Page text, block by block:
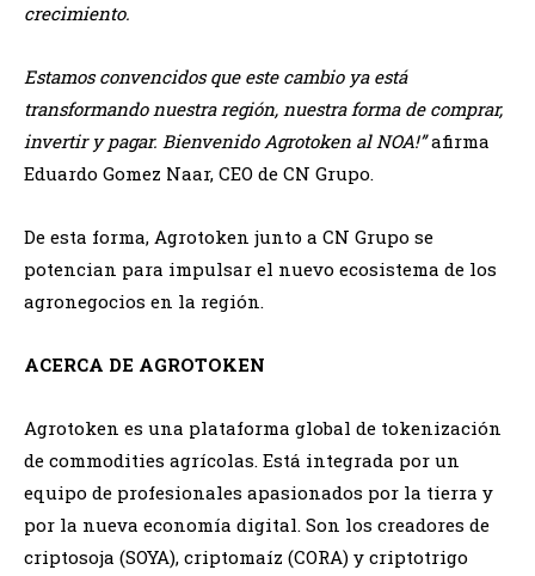
crecimiento.
Estamos convencidos que este cambio ya está
transformando nuestra región, nuestra forma de comprar,
invertir y pagar. Bienvenido Agrotoken al NOA!”afirma
Eduardo Gomez Naar, CEO de CN Grupo.
De esta forma, Agrotoken junto a CN Grupo se
potencian para impulsar el nuevo ecosistema de los
agronegocios en la región.
ACERCA DE AGROTOKEN
Agrotoken es una plataforma global de tokenización
de commodities agrícolas. Está integrada por un
equipo de profesionales apasionados por la tierra y
por la nueva economía digital. Son los creadores de
criptosoja (SOYA), criptomaíz (CORA) y criptotrigo